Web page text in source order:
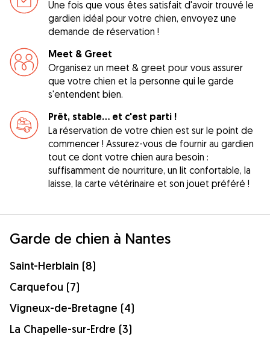
Une fois que vous êtes satisfait d'avoir trouvé le
gardien idéal pour votre chien, envoyez une
demande de réservation !
Meet & Greet
Organisez un meet & greet pour vous assurer
que votre chien et la personne qui le garde
s'entendent bien.
Prêt, stable... et c'est parti !
La réservation de votre chien est sur le point de
commencer ! Assurez-vous de fournir au gardien
tout ce dont votre chien aura besoin :
suffisamment de nourriture, un lit confortable, la
laisse, la carte vétérinaire et son jouet préféré !
Garde de chien à Nantes
Saint-Herblain (8)
Carquefou (7)
Vigneux-de-Bretagne (4)
La Chapelle-sur-Erdre (3)